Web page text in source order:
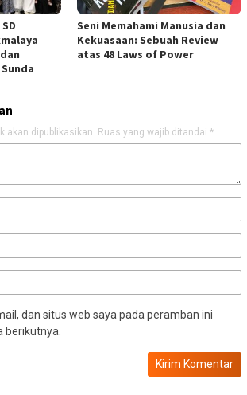
Seni Memahami Manusia dan
Kekuasaan: Sebuah Review
atas 48 Laws of Power
akan dipublikasikan. Ruas yang wajib ditandai *
dan situs web saya pada peramban ini
berikutnya.